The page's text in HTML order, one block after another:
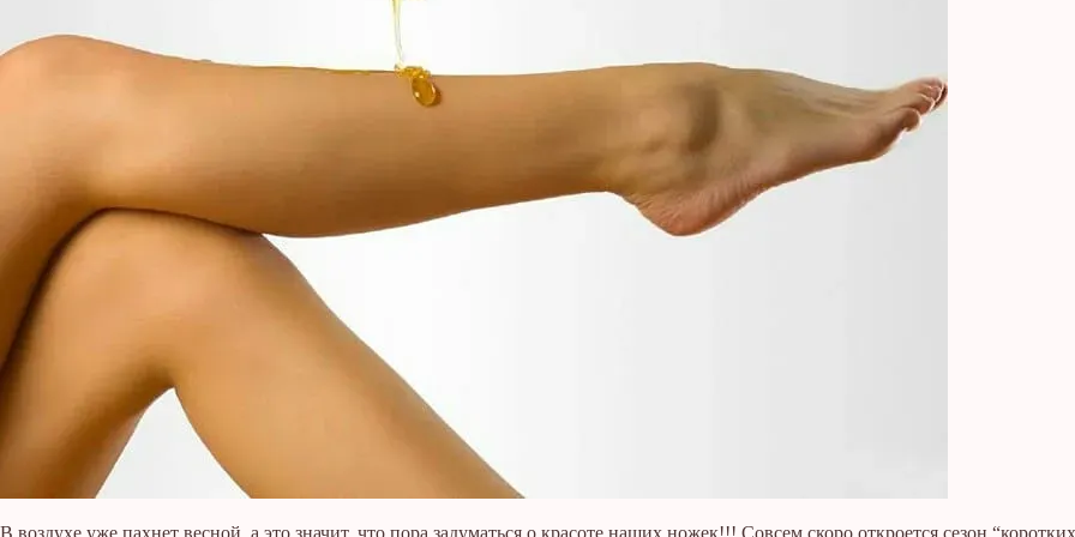
В воздухе уже пахнет весной, а это значит, что пора задуматься о красоте наших ножек!!! Совсем скоро откроется сезон